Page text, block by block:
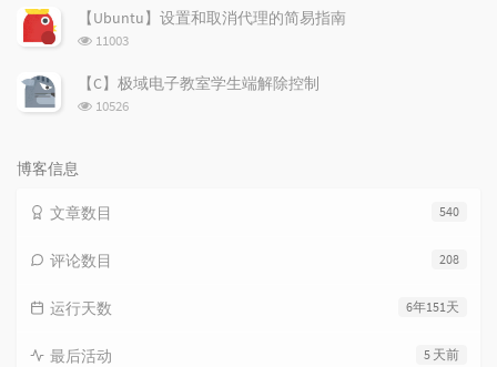
次
【Ubuntu】设置和取消代理的简易指南
浏
次
数:
11003
【C】极域电子教室学生端解除控制
浏
10526
博客信息
540
文章数目
208
评论数目
6年151天
运行天数
5 天前
最后活动